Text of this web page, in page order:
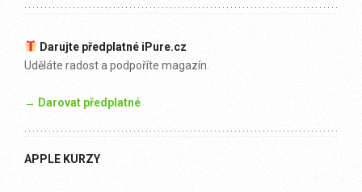
Darujte předplatné iPure.cz
Uděláte radost a podpoříte magazín.
→ Darovat předplatné
APPLE KURZY